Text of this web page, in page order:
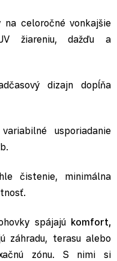
na celoročné vonkajšie
žiareniu, dažďu a
dizajn dopĺňa
usporiadanie
čistenie, minimálna
spájajú komfort,
záhradu, terasu alebo
zónu. S nimi si